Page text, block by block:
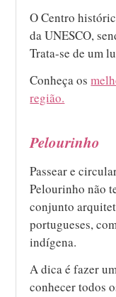
O Centro
da UNESCO,
Trata-se de um
Conheça os
região.
Pelourinho
Passear e
Pelourinho não
conjunto
portugueses,
indígena.
A dica é fazer
conhecer todos